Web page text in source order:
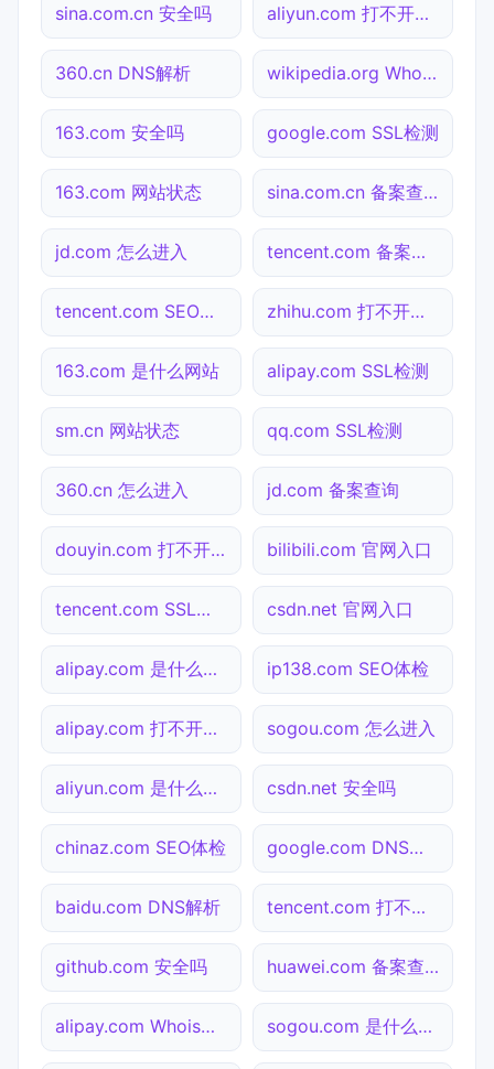
sina.com.cn 安全吗 aliyun.com 打不开检测
360.cn DNS解析 wikipedia.org Whois查询
163.com 安全吗 google.com SSL检测
163.com 网站状态 sina.com.cn 备案查询
jd.com 怎么进入 tencent.com 备案查询
tencent.com SEO体检 zhihu.com 打不开检测
163.com 是什么网站 alipay.com SSL检测
sm.cn 网站状态 qq.com SSL检测
360.cn 怎么进入 jd.com 备案查询
douyin.com 打不开检测 bilibili.com 官网入口
tencent.com SSL检测 csdn.net 官网入口
alipay.com 是什么网站 ip138.com SEO体检
alipay.com 打不开检测 sogou.com 怎么进入
aliyun.com 是什么网站 csdn.net 安全吗
chinaz.com SEO体检 google.com DNS解析
baidu.com DNS解析 tencent.com 打不开检测
github.com 安全吗 huawei.com 备案查询
alipay.com Whois查询 sogou.com 是什么网站